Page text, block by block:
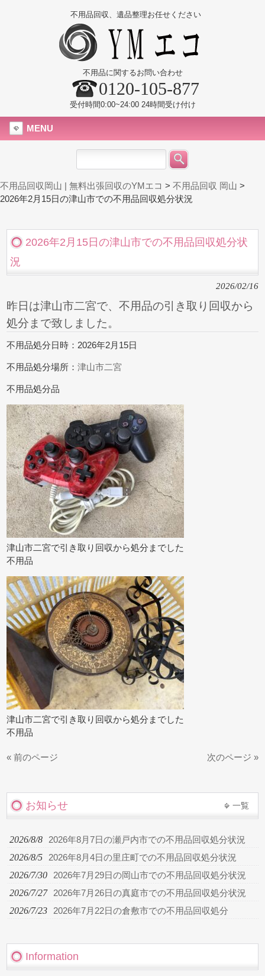
不用品回収、遺品整理お任せください
不用品に関するお問い合わせ
0120-105-877
受付時間0:00~24:00 24時間受け付け
MENU
不用品回収岡山 | 無料出張回収のYMエコ > 不用品回収 岡山 >
2026年2月15日の津山市での不用品回収処分状況
2026年2月15日の津山市での不用品回収処分状
況
2026/02/16
昨日は津山市二宮で、不用品の引き取り回収から
処分まで致しました。
不用品処分日時：2026年2月15日
不用品処分場所：津山市二宮
不用品処分品
津山市二宮で引き取り回収から処分までした
不用品
津山市二宮で引き取り回収から処分までした
不用品
« 前のページ 次のページ »
お知らせ 一覧
2026/8/8 2026年8月7日の瀬戸内市での不用品回収処分状況
2026/8/5 2026年8月4日の里庄町での不用品回収処分状況
2026/7/30 2026年7月29日の岡山市での不用品回収処分状況
2026/7/27 2026年7月26日の真庭市での不用品回収処分状況
2026/7/23 2026年7月22日の倉敷市での不用品回収処分
Information